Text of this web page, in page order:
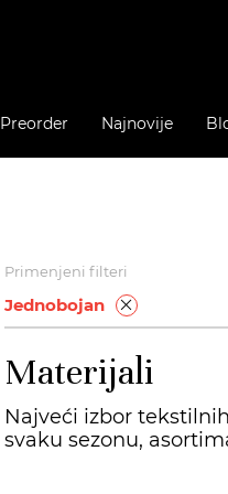
Preorder Najnovije
Primenjeni filteri
Jednobojan
Materijali
Najveći izbor
svaku sezonu,